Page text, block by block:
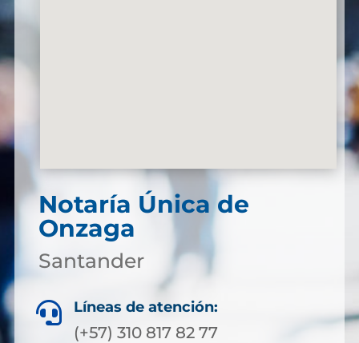
Notaría Única de
Onzaga
Santander
 Líneas de atención:
(+57) 310 817 82 77